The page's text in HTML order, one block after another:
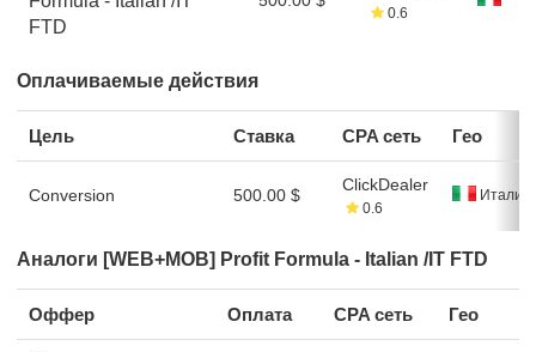
FTD
0.6
Оплачиваемые действия
Цель Ставка CPA сеть Гео
Conversion 500.00 $
ClickDealer
0.6
Италия
Аналоги [WEB+MOB] Profit Formula - Italian /IT FTD
Оффер Оплата CPA сеть Гео